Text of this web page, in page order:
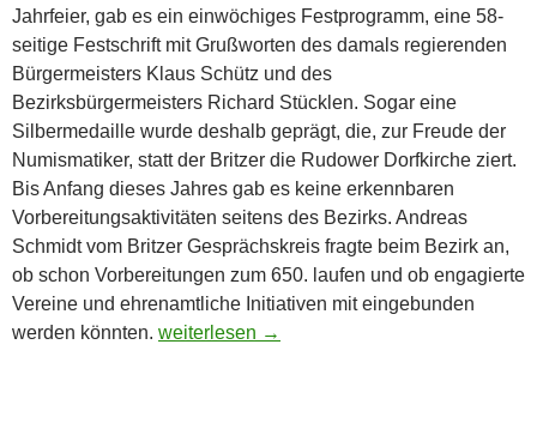
Jahrfeier, gab es ein einwöchiges Festprogramm, eine 58-
seitige Festschrift mit Grußworten des damals regierenden
Bürgermeisters Klaus Schütz und des
Bezirksbürgermeisters Richard Stücklen. Sogar eine
Silbermedaille wurde deshalb geprägt, die, zur Freude der
Numismatiker, statt der Britzer die Rudower Dorfkirche ziert.
Bis Anfang dieses Jahres gab es keine erkennbaren
Vorbereitungsaktivitäten seitens des Bezirks. Andreas
Schmidt vom Britzer Gesprächskreis fragte beim Bezirk an,
ob schon Vorbereitungen zum 650. laufen und ob engagierte
Vereine und ehrenamtliche Initiativen mit eingebunden
werden könnten. 650 Jahre Britz in 2025
weiterlesen →